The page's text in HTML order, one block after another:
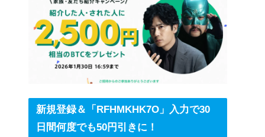
新規登録＆「RFHMKHK7O」入力で30
日間何度でも50円引きに！